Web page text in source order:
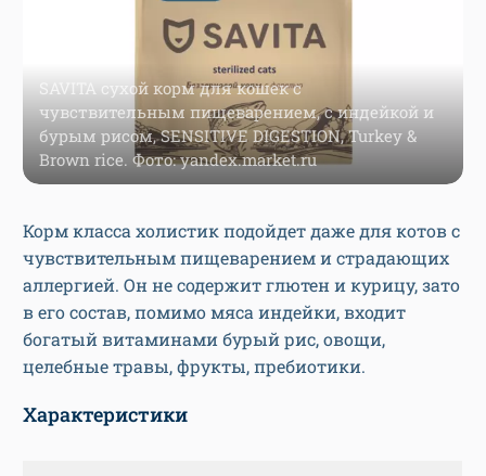
SAVITA сухой корм для кошек с
чувствительным пищеварением, с индейкой и
бурым рисом, SENSITIVE DIGESTION, Turkey &
Brown rice. Фото: yandex.market.ru
Корм класса холистик подойдет даже для котов с
чувствительным пищеварением и страдающих
аллергией. Он не содержит глютен и курицу, зато
в его состав, помимо мяса индейки, входит
богатый витаминами бурый рис, овощи,
целебные травы, фрукты, пребиотики.
Характеристики